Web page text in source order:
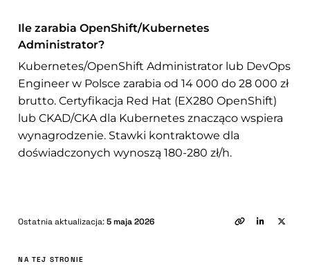
Ile zarabia OpenShift/Kubernetes
Administrator?
Kubernetes/OpenShift Administrator lub DevOps
Engineer w Polsce zarabia od 14 000 do 28 000 zł
brutto. Certyfikacja Red Hat (EX280 OpenShift)
lub CKAD/CKA dla Kubernetes znacząco wspiera
wynagrodzenie. Stawki kontraktowe dla
doświadczonych wynoszą 180-280 zł/h.
Ostatnia aktualizacja:5 maja 2026
NA TEJ STRONIE